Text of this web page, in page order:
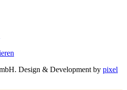
Design & Development by pixel